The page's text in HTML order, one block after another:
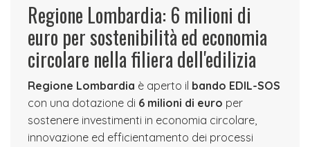
Regione Lombardia: 6 milioni di
euro per sostenibilità ed economia
circolare nella filiera dell'edilizia
Regione Lombardia è aperto il bando EDIL-SOS
con una dotazione di 6 milioni di euro per
sostenere investimenti in economia circolare,
innovazione ed efficientamento dei processi